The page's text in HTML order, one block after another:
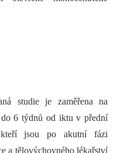
studie je zaměřena na
6 týdnů od iktu v přední
jsou po akutní fázi
a tělovýchovného lékařství